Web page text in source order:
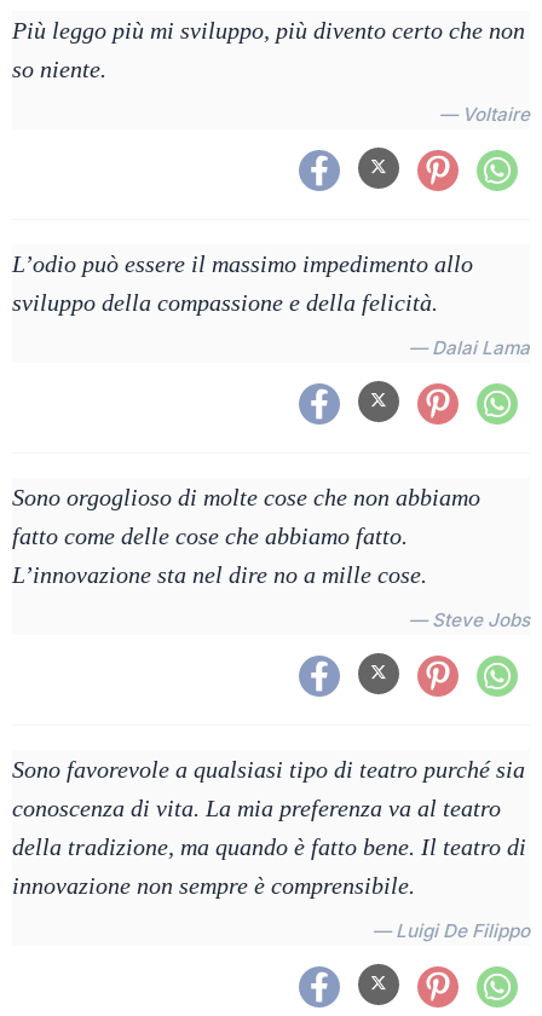
Più leggo più mi sviluppo, più divento certo che non
so niente.
— Voltaire
L’odio può essere il massimo impedimento allo
sviluppo della compassione e della felicità.
— Dalai Lama
Sono orgoglioso di molte cose che non abbiamo
fatto come delle cose che abbiamo fatto.
L’innovazione sta nel dire no a mille cose.
— Steve Jobs
Sono favorevole a qualsiasi tipo di teatro purché sia
conoscenza di vita. La mia preferenza va al teatro
della tradizione, ma quando è fatto bene. Il teatro di
innovazione non sempre è comprensibile.
— Luigi De Filippo